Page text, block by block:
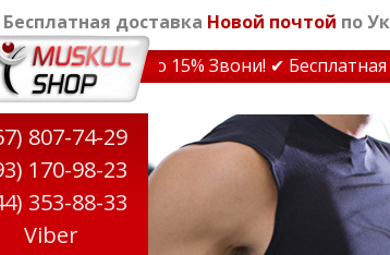
Бесплатная доставка Новой почтой по
тренажеры до 15% Звони! ✔ Бесплатная
807-74-29
170-98-23
353-88-33
Viber